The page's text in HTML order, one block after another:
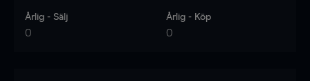
Årlig - Sälj
0
Årlig - Köp
0